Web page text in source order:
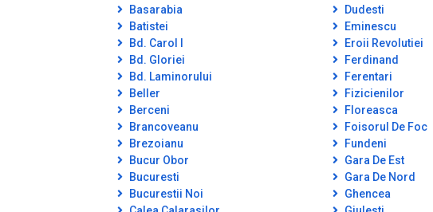
Basarabia
Batistei
Bd. Carol I
Bd. Gloriei
Bd. Laminorului
Beller
Berceni
Brancoveanu
Brezoianu
Bucur Obor
Bucuresti
Bucurestii Noi
Dudesti
Eminescu
Eroii Revolutiei
Ferdinand
Ferentari
Fizicienilor
Floreasca
Foisorul De Foc
Fundeni
Gara De Est
Gara De Nord
Ghencea